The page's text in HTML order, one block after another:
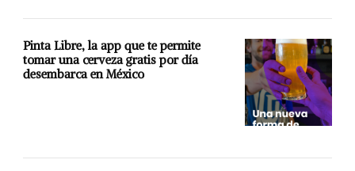
Pinta Libre, la app que te permite
tomar una cerveza gratis por día
desembarca en México